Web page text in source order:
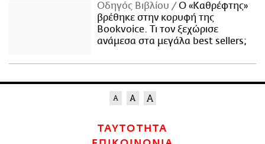
Οδηγός Βιβλίου
Ο «Καθρέφτης»
βρέθηκε στην κορυφή της
Bookvoice. Τι τον ξεχώρισε
ανάμεσα στα μεγάλα best sellers;
ΤΑΥΤΟΤΗΤΑ